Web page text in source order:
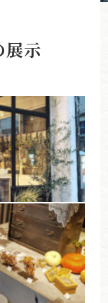
展示